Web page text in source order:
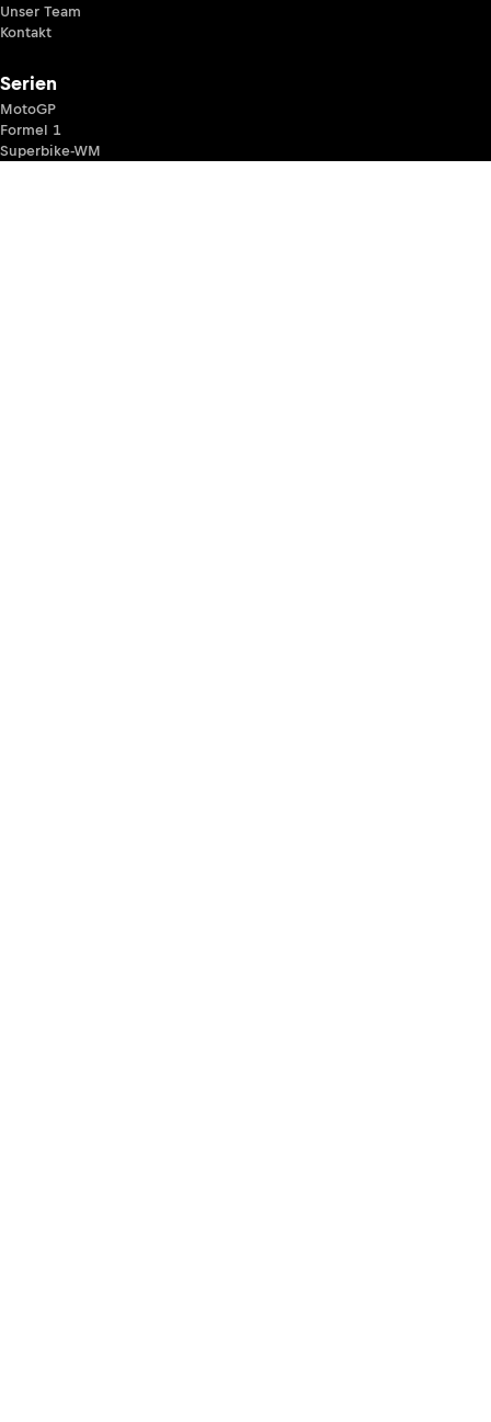
Unser Team
Kontakt
Serien
MotoGP
Formel 1
Superbike-WM